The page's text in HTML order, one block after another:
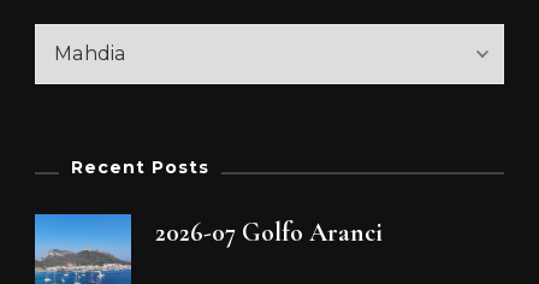
Kategorien
Recent Posts
2026-07 Golfo Aranci